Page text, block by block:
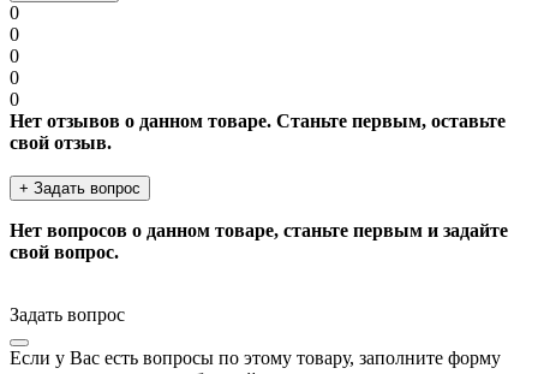
0
0
0
0
0
Нет отзывов о данном товаре. Станьте первым, оставьте
свой отзыв.
+ Задать вопрос
Нет вопросов о данном товаре, станьте первым и задайте
свой вопрос.
Задать вопрос
Если у Вас есть вопросы по этому товару, заполните форму